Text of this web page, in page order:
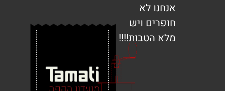
אנחנו לא
חופרים ויש
מלא הטבות!!!!